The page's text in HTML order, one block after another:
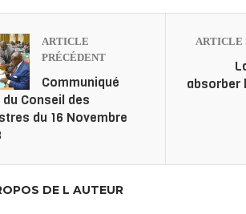
ARTICLE
PRÉCÉDENT
Communiqué
Conseil des
du 16 Novembre
ARTICLE
absorber
DE L AUTEUR